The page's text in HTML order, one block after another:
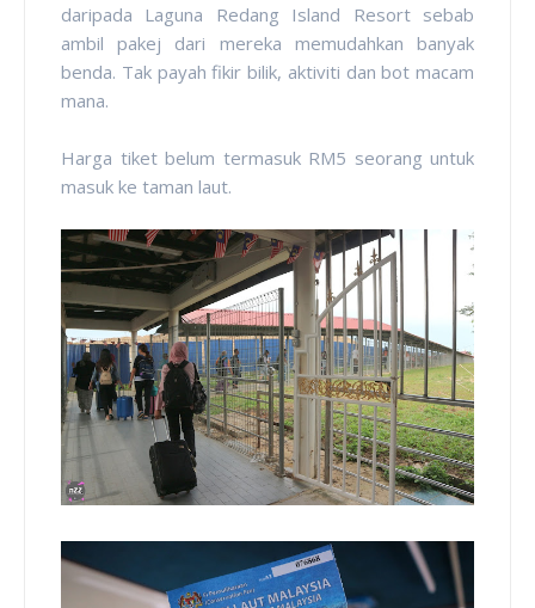
daripada Laguna Redang Island Resort sebab
ambil pakej dari mereka memudahkan banyak
benda. Tak payah fikir bilik, aktiviti dan bot macam
mana.
Harga tiket belum termasuk RM5 seorang untuk
masuk ke taman laut.